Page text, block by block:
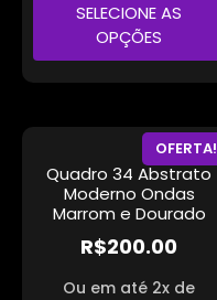
SELECIONE AS
OPÇÕES
OFERTA!
Quadro 34 Abstrato
Moderno Ondas
Marrom e Dourado
R$200.00
Ou em até 2x de